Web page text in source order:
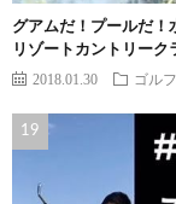
グアムだ！プールだ！
リゾートカントリーク
2018.01.30 ゴル